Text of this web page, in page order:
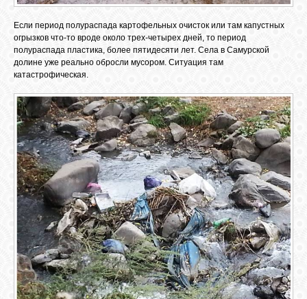
Если период полураспада картофельных очисток или там капустных
огрызков что-то вроде около трех-четырех дней, то период
полураспада пластика, более пятидесяти лет. Села в Самурской
долине уже реально обросли мусором. Ситуация там
катастрофическая.